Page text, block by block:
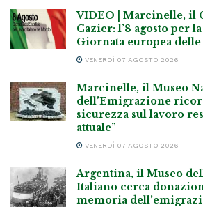
VIDEO | Marcinelle, il
Cazier: l’8 agosto per
Giornata europea
VENERDÌ 07 AGOSTO 2026
Marcinelle, il Museo
dell’Emigrazione
sicurezza sul lavoro
attuale”
VENERDÌ 07 AGOSTO 2026
Argentina, il Museo
Italiano cerca
memoria